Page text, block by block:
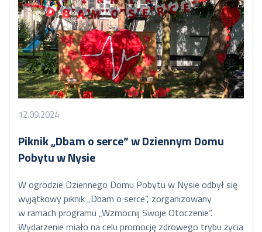
12.09.2024
Piknik „Dbam o serce” w Dziennym Domu
Pobytu w Nysie
W ogrodzie Dziennego Domu Pobytu w Nysie odbył się
wyjątkowy piknik „Dbam o serce”, zorganizowany
w ramach programu „Wzmocnij Swoje Otoczenie”.
Wydarzenie miało na celu promocję zdrowego trybu życia